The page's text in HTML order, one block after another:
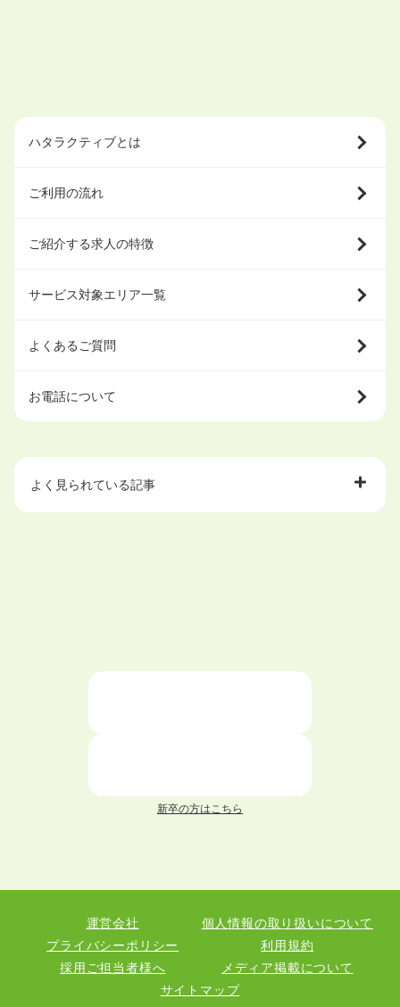
ハタラクティブとは
ご利用の流れ
ご紹介する求人の特徴
サービス対象エリア一覧
よくあるご質問
お電話について
よく見られている記事
仕事が続かない人の特徴と対処法を解説！
面接 記事一覧
職務経歴書 記事一覧
退職 記事一覧
新卒の方はこちら
運営会社
個人情報の取り扱いについて
プライバシーポリシー
利用規約
採用ご担当者様へ
メディア掲載について
サイトマップ